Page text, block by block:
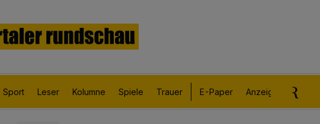
Sport Leser Kolumne Spiele Trauer E-Paper Anzeigen aufgeben